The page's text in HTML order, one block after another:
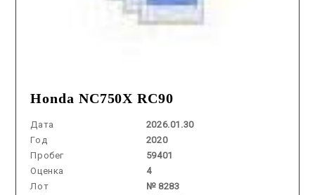
Honda NC750X RC90
Дата
2026.01.30
Год
2020
Пробег
59401
Оценка
4
Лот
№ 8283